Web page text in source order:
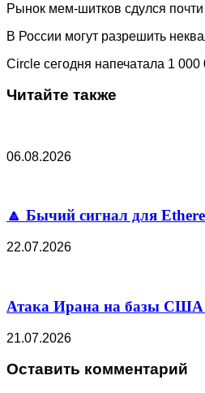
Рынок мем-шитков сдулся
В России могут разрешить
Circle сегодня напечатала 1
Читайте также
06.08.2026
🔼 Бычий сигнал для
22.07.2026
Атака Ирана на базы США
21.07.2026
Оставить комментарий